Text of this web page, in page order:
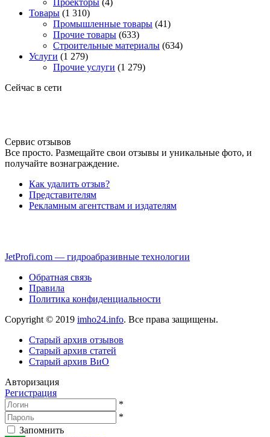
Проекторы (4)
Товары (1 310)
Промышленные товары (41)
Прочие товары (633)
Строительные материалы (634)
Услуги (1 279)
Прочие услуги (1 279)
Сейчас в сети
Сервис отзывов
Все просто. Размещайте свои отзывы и уникальные фото, и
получайте вознаграждение.
Как удалить отзыв?
Представителям
Рекламным агентствам и издателям
JetProfi.com — гидроабразивные технологии
Обратная связь
Правила
Политика конфиденциальности
Copyright © 2019 imho24.info. Все права защищены.
Старый архив отзывов
Старый архив статей
Старый архив ВиО
Авторизация
Регистрация
*
*
Запомнить